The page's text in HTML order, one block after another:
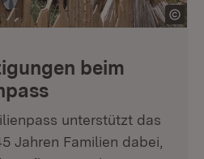
beim
unterstützt das
Jahren Familien dabei,